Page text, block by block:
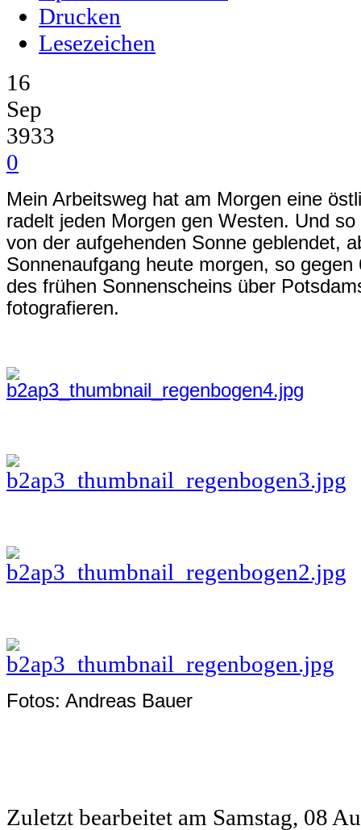
Drucken
Lesezeichen
16
Sep
3933
0
Mein Arbeitsweg hat am Morgen eine
radelt jeden Morgen gen Westen. Und
von der aufgehenden Sonne geblendet,
Sonnenaufgang heute morgen, so
des frühen Sonnenscheins über
fotografieren.
Fotos: Andreas Bauer
Zuletzt bearbeitet am Samstag, 08